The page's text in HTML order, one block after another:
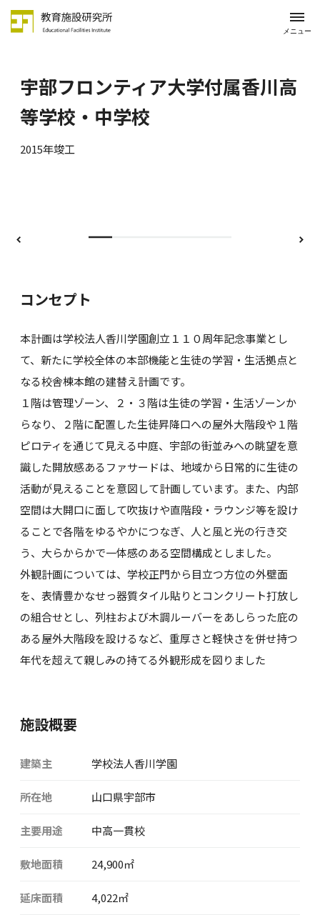
メニュー
宇部フロンティア大学付属香川高
等学校・中学校
2015年竣工
コンセプト
本計画は学校法人香川学園創立１１０周年記念事業とし
て、新たに学校全体の本部機能と生徒の学習・生活拠点と
なる校舎棟本館の建替え計画です。
１階は管理ゾーン、２・３階は生徒の学習・生活ゾーンか
らなり、２階に配置した生徒昇降口への屋外大階段や１階
ピロティを通じて見える中庭、宇部の街並みへの眺望を意
識した開放感あるファサードは、地域から日常的に生徒の
活動が見えることを意図して計画しています。また、内部
空間は大開口に面して吹抜けや直階段・ラウンジ等を設け
ることで各階をゆるやかにつなぎ、人と風と光の行き交
う、大らからかで一体感のある空間構成としました。
外観計画については、学校正門から目立つ方位の外壁面
を、表情豊かなせっ器質タイル貼りとコンクリート打放し
の組合せとし、列柱および木調ルーバーをあしらった庇の
ある屋外大階段を設けるなど、重厚さと軽快さを併せ持つ
年代を超えて親しみの持てる外観形成を図りました
施設概要
建築主 学校法人香川学園
所在地 山口県宇部市
主要用途 中高一貫校
敷地面積 24,900㎡
延床面積 4,022㎡